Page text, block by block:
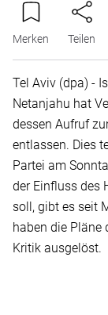
Merken Teilen
Tel Aviv (dpa) -
Netanjahu hat
dessen Aufruf
entlassen. Dies
Partei am
der Einfluss des
soll, gibt es seit
haben die Pläne
Kritik ausgelöst.